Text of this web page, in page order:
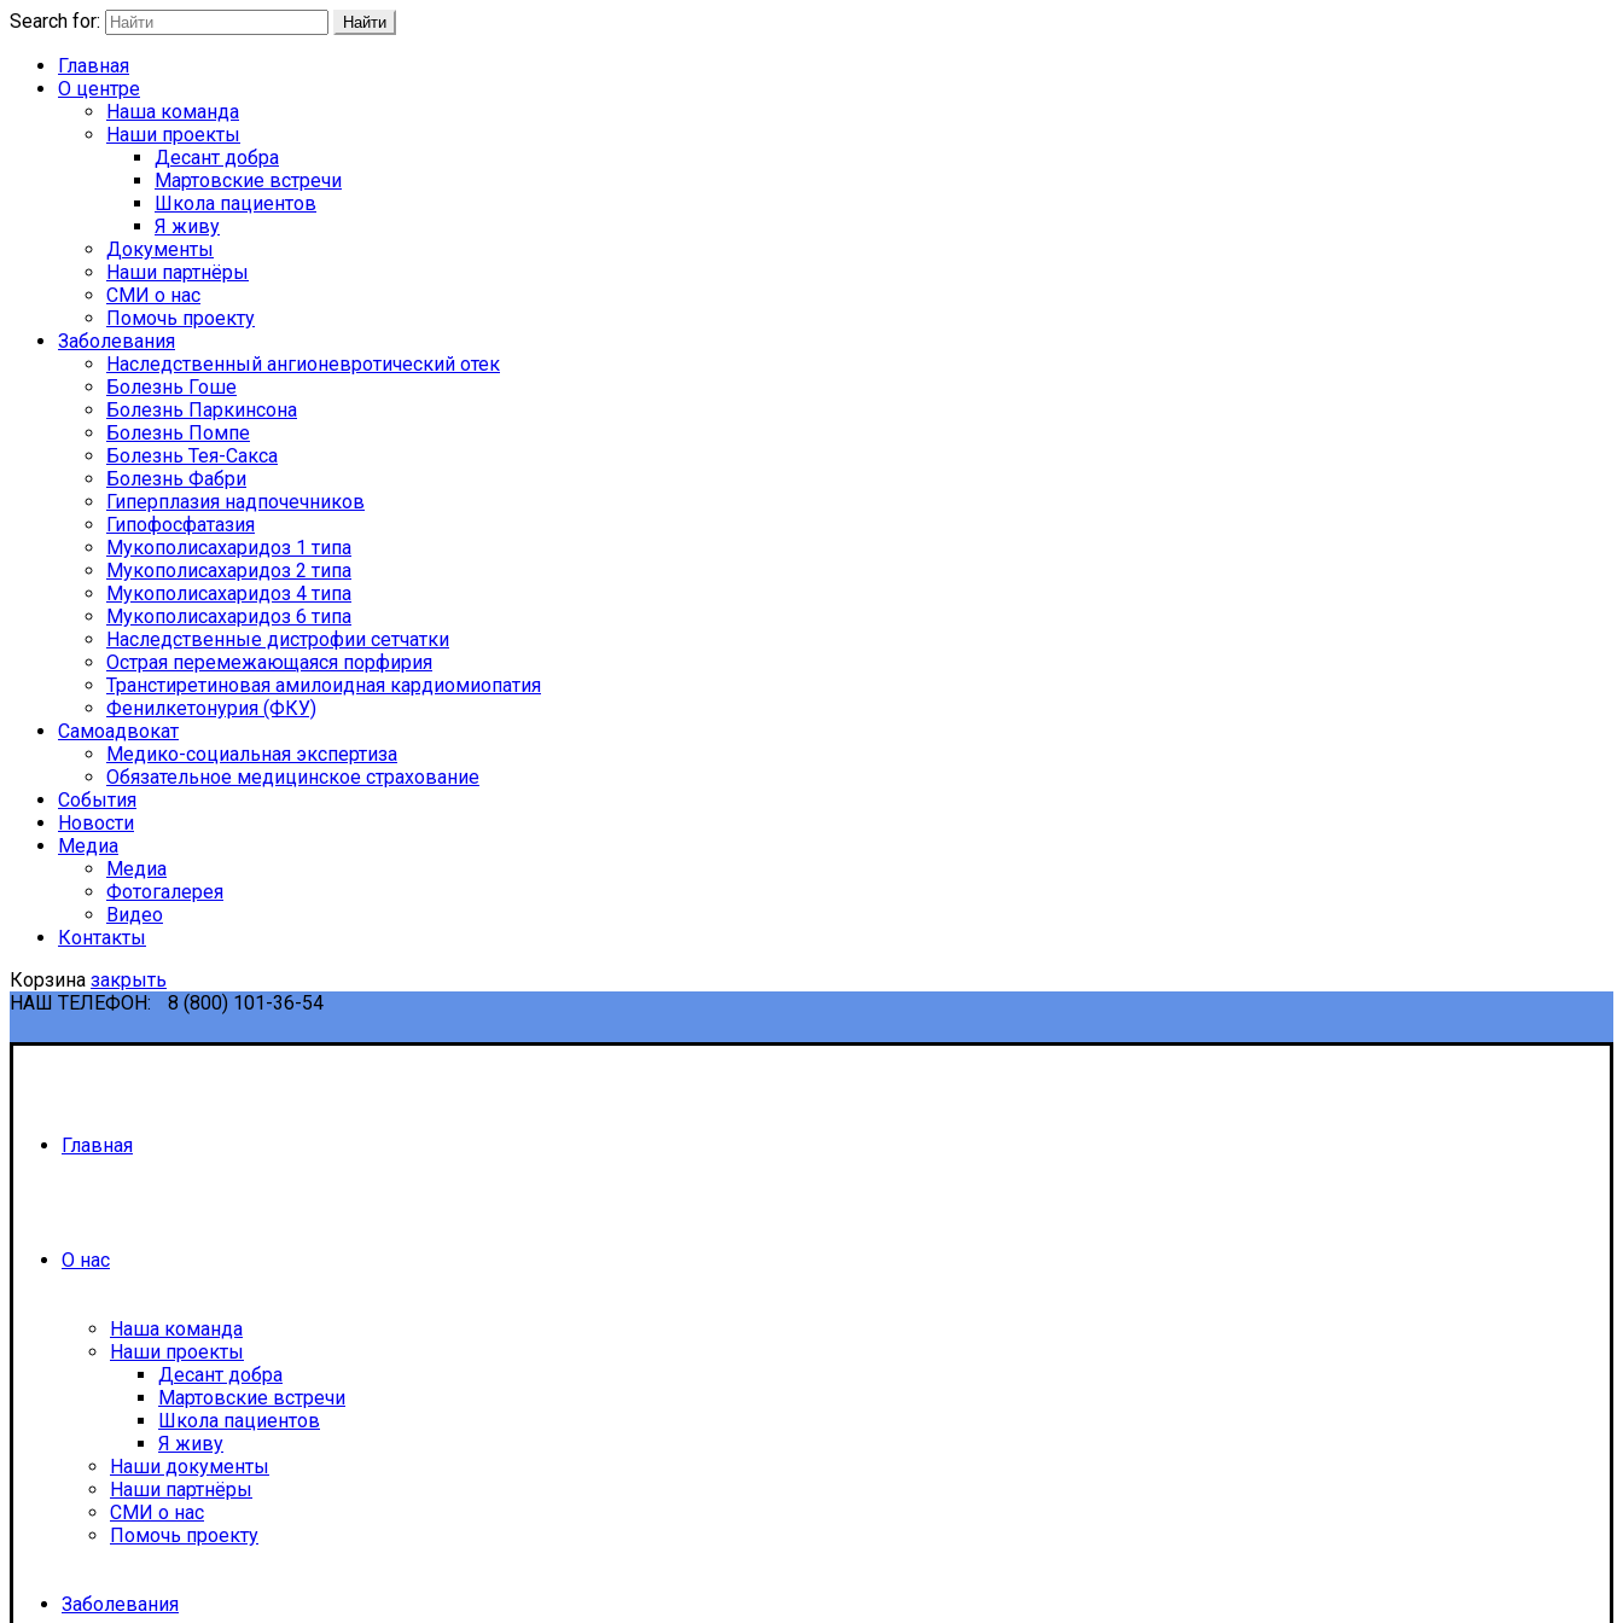
Search for: Найти
Главная
О центре
Наша команда
Наши проекты
Десант добра
Мартовские встречи
Школа пациентов
Я живу
Документы
Наши партнёры
СМИ о нас
Помочь проекту
Заболевания
Наследственный ангионевротический отек
Болезнь Гоше
Болезнь Паркинсона
Болезнь Помпе
Болезнь Тея-Сакса
Болезнь Фабри
Гиперплазия надпочечников
Гипофосфатазия
Мукополисахаридоз 1 типа
Мукополисахаридоз 2 типа
Мукополисахаридоз 4 типа
Мукополисахаридоз 6 типа
Наследственные дистрофии сетчатки
Острая перемежающаяся порфирия
Транстиретиновая амилоидная кардиомиопатия
Фенилкетонурия (ФКУ)
Самоадвокат
Медико-социальная экспертиза
Обязательное медицинское страхование
События
Новости
Медиа
Медиа
Фотогалерея
Видео
Контакты
Корзина закрыть
НАШ ТЕЛЕФОН:
8 (800) 101-36-54
Главная
О нас
Наша команда
Наши проекты
Десант добра
Мартовские встречи
Школа пациентов
Я живу
Наши документы
Наши партнёры
СМИ о нас
Помочь проекту
Заболевания